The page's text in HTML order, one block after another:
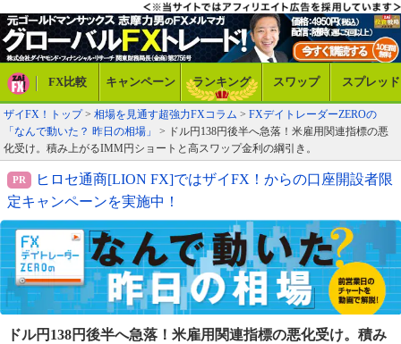
FX比較 キャンペーン ランキング スワップ スプレッド
ザイFX！トップ> 相場を見通す超強力FXコラム > FXデイトレーダーZEROの
「なんで動いた？ 昨日の相場」
> ドル円138円後半へ急落！米雇用関連指標の悪
化受け。積み上がるIMM円ショートと高スワップ金利の綱引き。
ヒロセ通商[LION FX]ではザイFX！からの口座開設者限
定キャンペーンを実施中！
ドル円138円後半へ急落！米雇用関連指標の悪化受け。 積み